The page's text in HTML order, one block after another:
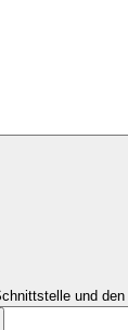
und